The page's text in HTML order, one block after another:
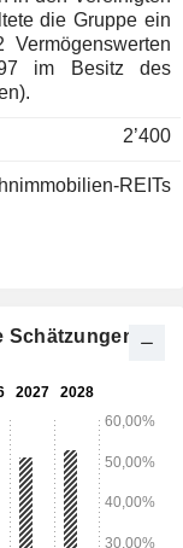
Vermögenswerten
im Besitz des
2’400
REITs